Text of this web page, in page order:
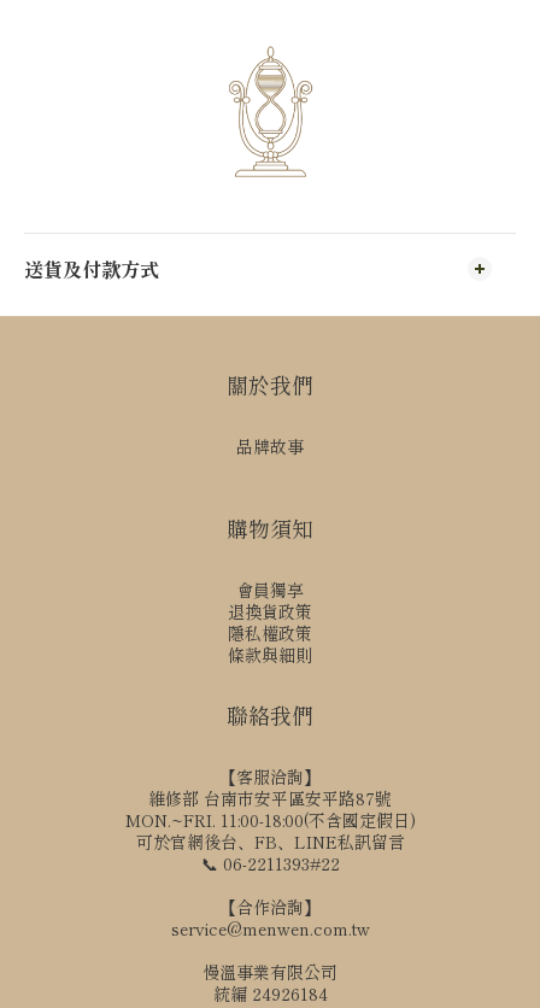
送貨及付款方式
關於我們
品牌故事
購物須知
會員獨享
退換貨政策
隱私權政策
條款與細則
聯絡我們
【客服洽詢】
維修部 台南市安平區安平路87號
MON.~FRI. 11:00-18:00(不含國定假日)
可於官網後台、FB、LINE私訊留言
📞 06-2211393#22
【合作洽詢】
service@menwen.com.tw
慢溫事業有限公司
統編 24926184